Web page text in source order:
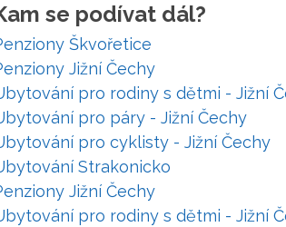
se podívat dál?
Škvořetice
Jižní Čechy
pro rodiny s dětmi - Jižní
pro páry - Jižní Čechy
pro cyklisty - Jižní Čechy
Strakonicko
Jižní Čechy
pro rodiny s dětmi - Jižní